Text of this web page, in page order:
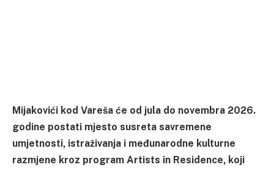
Mijakovići kod Vareša će od jula do novembra 2026.
godine postati mjesto susreta savremene
umjetnosti, istraživanja i međunarodne kulturne
razmjene kroz program Artists in Residence, koji